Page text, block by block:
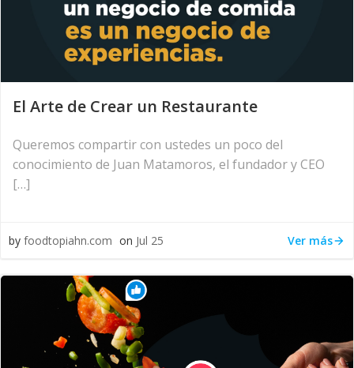
El Arte de Crear un Restaurante
Queremos compartir con ustedes un poco del
conocimiento de Juan Matamoros, el fundador y CEO
[…]
by foodtopiahn.com on Jul 25 Ver más